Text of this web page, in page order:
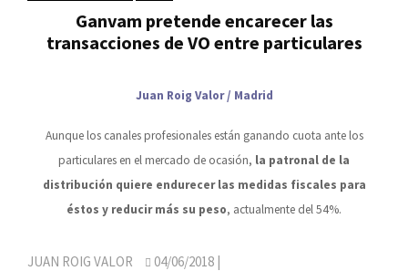
Ganvam pretende encarecer las
transacciones de VO entre particulares
Juan Roig Valor / Madrid
Aunque los canales profesionales están ganando cuota ante los
particulares en el mercado de ocasión, la patronal de la
distribución quiere endurecer las medidas fiscales para
éstos y reducir más su peso, actualmente del 54%.
JUAN ROIG VALOR 04/06/2018 |